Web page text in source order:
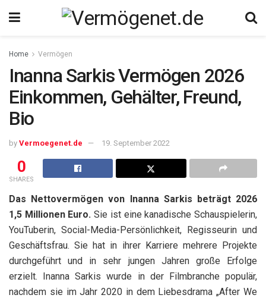
Home Vermögen
Inanna Sarkis Vermögen 2026
Einkommen, Gehälter, Freund,
Bio
by Vermoegenet.de 19. September 2022
0
SHARES
Das Nettovermögen von Inanna Sarkis beträgt 2026
1,5 Millionen Euro. Sie ist eine kanadische Schauspielerin,
YouTuberin, Social-Media-Persönlichkeit, Regisseurin und
Geschäftsfrau. Sie hat in ihrer Karriere mehrere Projekte
durchgeführt und in sehr jungen Jahren große Erfolge
erzielt. Inanna Sarkis wurde in der Filmbranche populär,
nachdem sie im Jahr 2020 in dem Liebesdrama „After We